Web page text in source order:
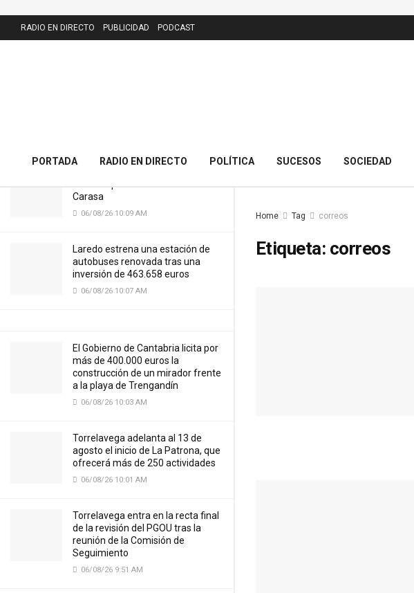
Carasa
06/08/26 10:09 AM
Laredo estrena una estación de
autobuses renovada tras una
inversión de 463.658 euros
06/08/26 10:07 AM
El Gobierno de Cantabria licita por
más de 400.000 euros la
construcción de un mirador frente
a la playa de Trengandín
06/08/26 10:03 AM
Torrelavega adelanta al 13 de
agosto el inicio de La Patrona, que
ofrecerá más de 250 actividades
06/08/26 10:01 AM
Torrelavega entra en la recta final
de la revisión del PGOU tras la
reunión de la Comisión de
Seguimiento
06/08/26 9:51 AM
RADIO EN DIRECTO PUBLICIDAD PODCAST
PORTADA RADIO EN DIRECTO POLÍTICA SUCESOS SOCIEDAD
Home Tag correos
Etiqueta: correos